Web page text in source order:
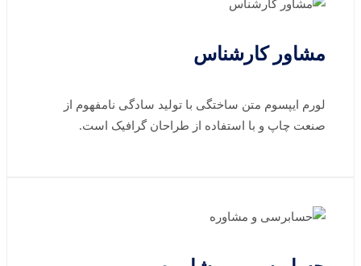
مشاور کارشناس
لورم ایپسوم متن ساختگی با تولید سادگی نامفهوم از
صنعت چاپ و با استفاده از طراحان گرافیک است.